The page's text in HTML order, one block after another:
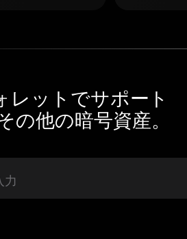
レットでサポート
の他の暗号資産。